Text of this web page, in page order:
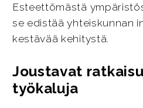
Esteettömästä
se edistää yhteiskunnan
kestävää kehitystä.
Joustavat
työkaluja